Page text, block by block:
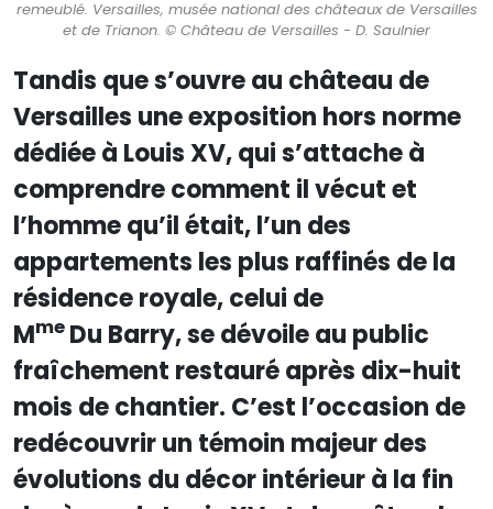
remeublé. Versailles, musée national des châteaux de Versailles
et de Trianon. © Château de Versailles - D. Saulnier
Tandis que s’ouvre au château de
Versailles une exposition hors norme
dédiée à Louis XV, qui s’attache à
comprendre comment il vécut et
l’homme qu’il était, l’un des
appartements les plus raffinés de la
résidence royale, celui de
Mme Du Barry, se dévoile au public
fraîchement restauré après dix-huit
mois de chantier. C’est l’occasion de
redécouvrir un témoin majeur des
évolutions du décor intérieur à la fin